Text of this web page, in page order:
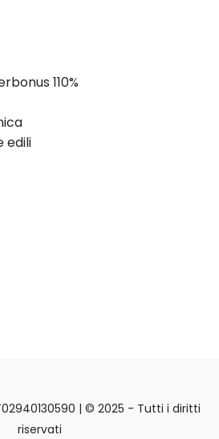
110%
edili
| © 2025 - Tutti i diritti
riservati